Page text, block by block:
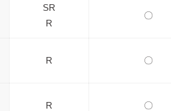
SR
R
〇
R 〇
R 〇